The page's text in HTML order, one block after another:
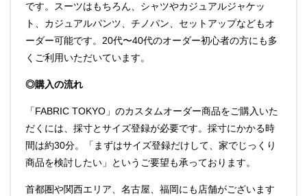
です。スーツはもちろん、シャツやカジュアルジャケッ
ト、カジュアルパンツ、チノパン、セットアップなどもオ
ーダー可能です。20代〜40代のオーダー初心者の方にも多
くご利用いただいています。
◎購入の流れ
「FABRIC TOKYO」のカスタムオーダー商品をご購入いた
だくには、採寸とサイズ登録が必要です。採寸にかかる時
間は約30分。「まずはサイズ登録だけして、家でじっくり
商品を検討したい」というご要望も承っております。
首都圏や関西エリア、名古屋、福岡にも店舗がございます